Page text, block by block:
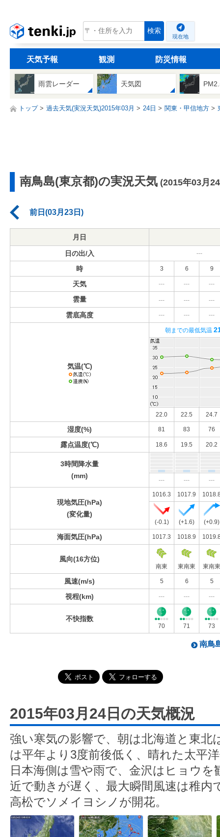
tenki.jp 検索
現在地
天気予報 観測 防災情報
雨雲レーダー 天気図
トップ 過去天気(実況天気)2015年03月 24日 関東・甲信地方
南鳥島(東京都)の実況天気 (2015年03月
前日(03月23日)
月日
日の出/入 ---
時 3 6 9
天気 --- --- ---
雲量 --- --- ---
雲底高度 --- --- ---
気温(℃)
朝までの最低気温
22.0 22.5 24.7
湿度(%) 81 83 76
露点温度(℃) 18.6 19.5 20.2
3時間降水量
(mm)
--- --- ---
現地気圧(hPa)
(変化量)
1016.3 1017.9
(-0.1) (+1.6) (+0.9)
海面気圧(hPa) 1017.3 1018.9
風向(16方位)
南東 東南東 東南東
風速(m/s) 5 6 5
視程(km) --- --- ---
不快指数
70 71 73
南鳥
2015年03月24日の天気概況
強い寒気の影響で、朝は北海道と東北
は平年より3度前後低く、晴れた太平
日本海側は雪や雨で、金沢はヒョウを
近で動きが遅く、最大瞬間風速は稚内
高松でソメイヨシノが開花。